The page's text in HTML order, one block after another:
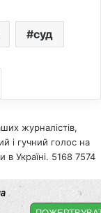
суд
журналістів,
і гучний голос на
в Україні. 5168 7574